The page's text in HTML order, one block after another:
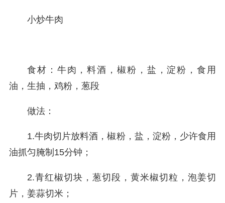
小炒牛肉
食材：牛肉，料酒，椒粉，盐，淀粉，食用
油，生抽，鸡粉，葱段
做法：
1.牛肉切片放料酒，椒粉，盐，淀粉，少许食用
油抓匀腌制15分钟；
2.青红椒切块，葱切段，黄米椒切粒，泡姜切
片，姜蒜切米；